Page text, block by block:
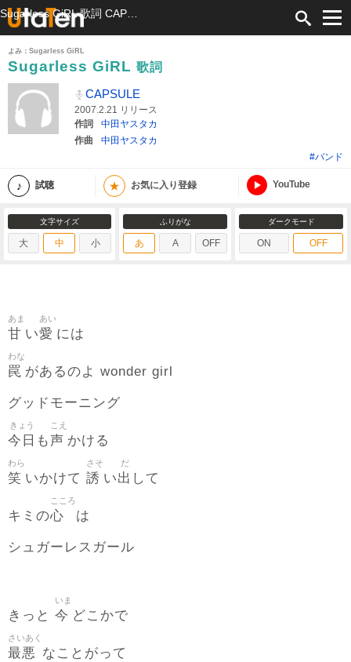
よみ：Sugarless GiRL
Sugarless GiRL 歌詞
CAPSULE
2007.2.21 リリース
作詞
中田ヤスタカ
作曲
中田ヤスタカ
#バンド
試聴 ★ お気に入り登録 YouTube
文字サイズ
大 中 小
ふりがな
あ A OFF
ダークモード
ON OFF
甘
あま
い愛
あい
には
罠
わな
があるのよ wonder girl
グッドモーニング
今日
きょう
も声
こえ
かける
笑
わら
いかけて 誘
さそ
い出
だ
して
キミの心
こころ
は
シュガーレスガール
きっと 今
いま
どこかで
最悪
さいあく
なことがって